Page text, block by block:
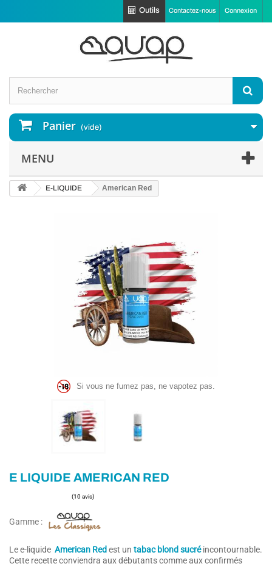
Connexion
Contactez-nous
Outils
Panier (vide)
MENU
E-LIQUIDE American Red
Si vous ne fumez pas, ne vapotez pas.
E LIQUIDE AMERICAN RED
Gamme :
Le e-liquide American Redest un tabac blond sucréincontournable.
Cette recette conviendra aux débutants comme aux confirmés